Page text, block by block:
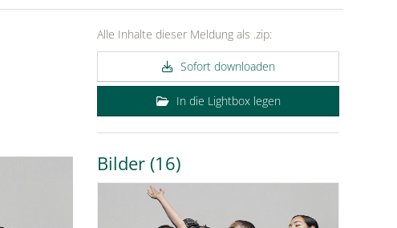
Alle Inhalte dieser Meldung als .zip:
Sofort downloaden
In die Lightbox legen
Bilder (16)